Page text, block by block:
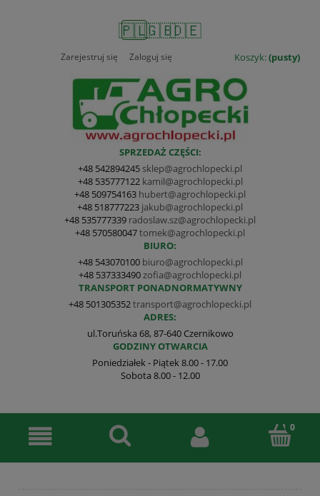
🇵🇱🇬🇧🇩🇪
Koszyk:(pusty)
Zarejestruj się Zaloguj się
SPRZEDAŻ CZĘŚCI:
+48 542894245 sklep@agrochlopecki.pl
+48 535777122 kamil@agrochlopecki.pl
+48 509754163 hubert@agrochlopecki.pl
+48 518777223 jakub@agrochlopecki.pl
+48 535777339 radoslaw.sz@agrochlopecki.pl
+48 570580047tomek@agrochlopecki.pl
BIURO:
+48 543070100 biuro@agrochlopecki.pl
+48 537333490 zofia@agrochlopecki.pl
TRANSPORT PONADNORMATYWNY
+48 501305352transport@agrochlopecki.pl
ADRES:
ul.Toruńska 68, 87-640 Czernikowo
GODZINY OTWARCIA
Poniedziałek - Piątek 8.00 - 17.00
Sobota 8.00 - 12.00